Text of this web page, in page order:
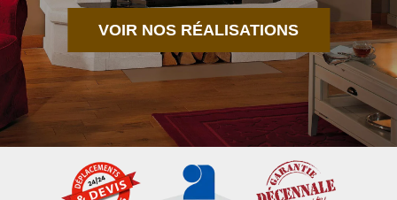
VOIR NOS RÉALISATIONS